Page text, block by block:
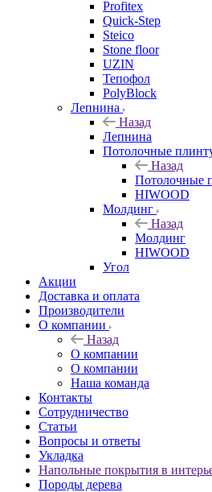
Profitex
Quick-Step
Steico
Stone floor
UZIN
Тепофол
PolyBlock
Лепнина
Назад
Лепнина
Потолочные
Назад
Потолочные
HIWOOD
Молдинг
Назад
Молдинг
HIWOOD
Угол
Акции
Доставка и оплата
Производители
О компании
Назад
О компании
О компании
Наша команда
Контакты
Сотрудничество
Статьи
Вопросы и ответы
Укладка
Напольные покрытия в
Породы дерева